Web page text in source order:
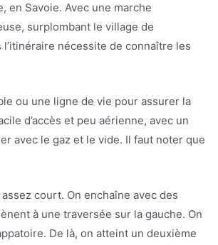
en Savoie. Avec une marche
surplombant le village de
nécessite de connaître les
ou une ligne de vie pour assurer la
d’accès et peu aérienne, avec un
avec le gaz et le vide. Il faut noter que
court. On enchaîne avec des
à une traversée sur la gauche. On
De là, on atteint un deuxième